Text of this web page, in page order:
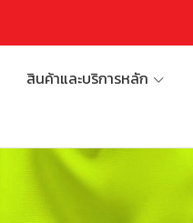
สินค้าและบริการหลัก